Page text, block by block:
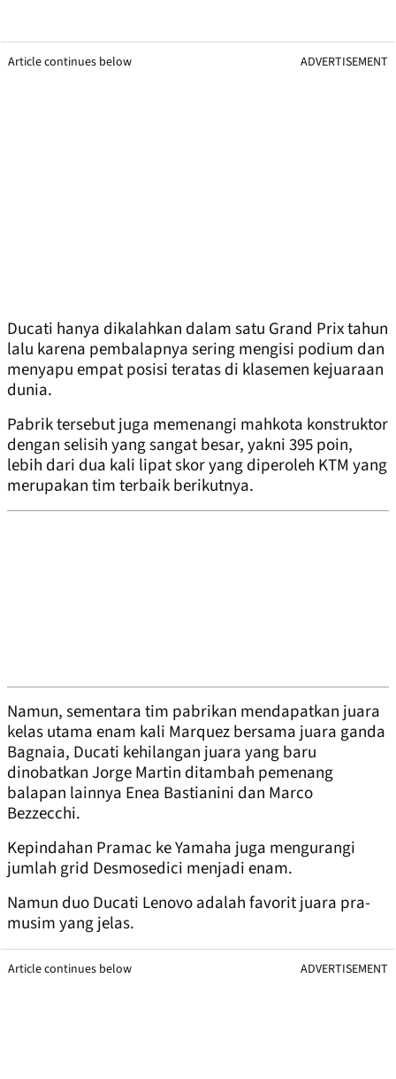
Article continues below ADVERTISEMENT
Ducati hanya dikalahkan dalam satu Grand Prix tahun
lalu karena pembalapnya sering mengisi podium dan
menyapu empat posisi teratas di klasemen kejuaraan
dunia.
Pabrik tersebut juga memenangi mahkota konstruktor
dengan selisih yang sangat besar, yakni 395 poin,
lebih dari dua kali lipat skor yang diperoleh KTM yang
merupakan tim terbaik berikutnya.
Namun, sementara tim pabrikan mendapatkan juara
kelas utama enam kali Marquez bersama juara ganda
Bagnaia, Ducati kehilangan juara yang baru
dinobatkan Jorge Martin ditambah pemenang
balapan lainnya Enea Bastianini dan Marco
Bezzecchi.
Kepindahan Pramac ke Yamaha juga mengurangi
jumlah grid Desmosedici menjadi enam.
Namun duo Ducati Lenovo adalah favorit juara pra-
musim yang jelas.
Article continues below ADVERTISEMENT